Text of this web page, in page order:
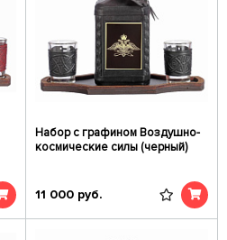
Набор с графином Воздушно-
космические силы (черный)
11 000 руб.